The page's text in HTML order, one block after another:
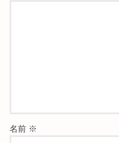
名前 ※